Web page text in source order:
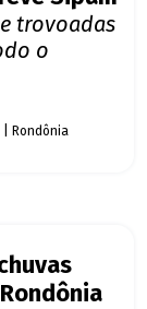
trovoadas
o
| Rondônia